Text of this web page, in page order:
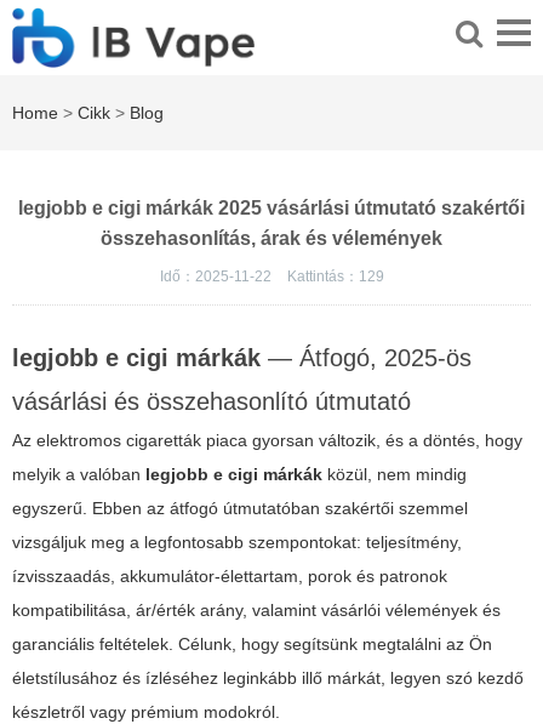
Home > Cikk > Blog
legjobb e cigi márkák 2025 vásárlási útmutató szakértői
összehasonlítás, árak és vélemények
Idő：2025-11-22 Kattintás： 129
legjobb e cigi márkák — Átfogó, 2025-ös
vásárlási és összehasonlító útmutató
Az elektromos cigaretták piaca gyorsan változik, és a döntés, hogy
melyik a valóban legjobb e cigi márkák közül, nem mindig
egyszerű. Ebben az átfogó útmutatóban szakértői szemmel
vizsgáljuk meg a legfontosabb szempontokat: teljesítmény,
ízvisszaadás, akkumulátor-élettartam, porok és patronok
kompatibilitása, ár/érték arány, valamint vásárlói vélemények és
garanciális feltételek. Célunk, hogy segítsünk megtalálni az Ön
életstílusához és ízléséhez leginkább illő márkát, legyen szó kezdő
készletről vagy prémium modokról.